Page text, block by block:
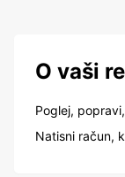
O vaši
Poglej,
Natisni račun,